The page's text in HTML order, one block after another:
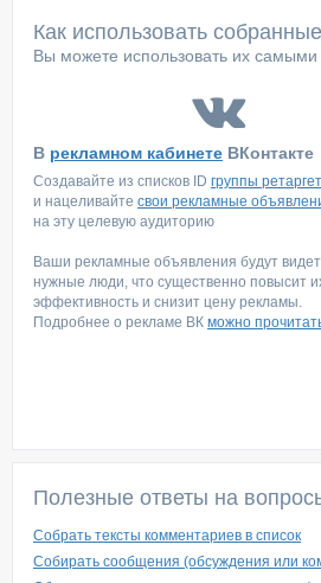
Как использовать
Вы можете использовать их
В рекламном кабинете ВКонтакте
Создавайте из списков ID группы
и нацеливайте свои рекламные
на эту целевую аудиторию
Ваши рекламные объявления будут
нужные люди, что существенно повысит
эффективность и снизит цену рекламы.
Подробнее о рекламе ВК можно
Полезные ответы на
Собрать тексты комментариев в список
Собирать сообщения (обсуждения или